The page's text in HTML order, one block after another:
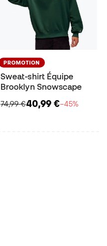
PROMOTION
Sweat-shirt Équipe
Brooklyn Snowscape
74,99 €40,99 €−45%